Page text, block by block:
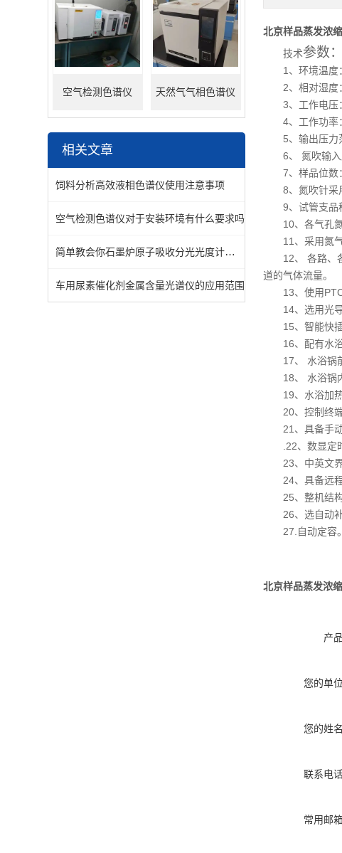
空气检测色谱仪 天然气气相色谱仪
相关文章
饲料分析高效液相色谱仪使用注意事项
空气检测色谱仪对于安装环境有什么要求吗
简单教会你石墨炉原子吸收分光光度计的日常维护
车用尿素催化剂金属含量光谱仪的应用范围
北京样品蒸发浓
技术参数：
1 、 环境温度
2、 相对湿度
3、 工作电压
4、 工作功率
5、 输出压力
6、 氮吹输入
7、 样品位数
8、 氮吹针采
9、 试管支品
10、 各气孔
11 、 采用氮
12、 各路、
道的气体流量。
13、 使用
14、 选用光
15、 智能快
16、 配有水
17、 水浴锅
18、 水浴锅
19、 水浴加
20、 控制终
21 、 具备手
22、 数显定
23、 中英文
24、 具备远
25、 整机结
26、 选自动
27. 自动定容。
北京样品蒸发浓
产品
您的单位
您的姓名
联系电话
常用邮箱